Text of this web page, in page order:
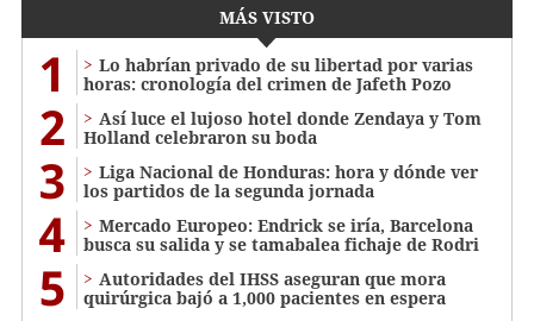
MÁS VISTO
1
Lo habrían privado de su libertad por varias
horas: cronología del crimen de Jafeth Pozo
2
Así luce el lujoso hotel donde Zendaya y Tom
Holland celebraron su boda
3
Liga Nacional de Honduras: hora y dónde ver
los partidos de la segunda jornada
4
Mercado Europeo: Endrick se iría, Barcelona
busca su salida y se tamabalea fichaje de Rodri
5
Autoridades del IHSS aseguran que mora
quirúrgica bajó a 1,000 pacientes en espera